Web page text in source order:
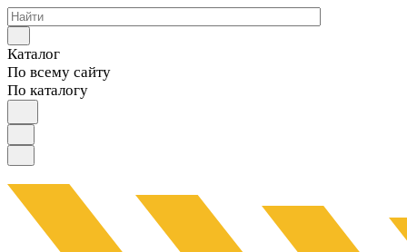
Каталог
По всему сайту
По каталогу